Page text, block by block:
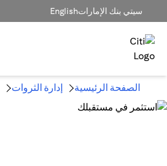
سيتي بنك الإماراتEnglish
الصفحة الرئيسية إدارة الثروات